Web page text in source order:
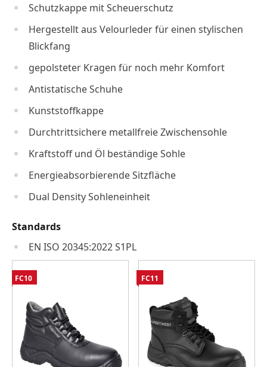
Schutzkappe mit Scheuerschutz
Hergestellt aus Velourleder für einen stylischen
Blickfang
gepolsteter Kragen für noch mehr Komfort
Antistatische Schuhe
Kunststoffkappe
Durchtrittsichere metallfreie Zwischensohle
Kraftstoff und Öl beständige Sohle
Energieabsorbierende Sitzfläche
Dual Density Sohleneinheit
Standards
EN ISO 20345:2022 S1PL
FC10 FC11